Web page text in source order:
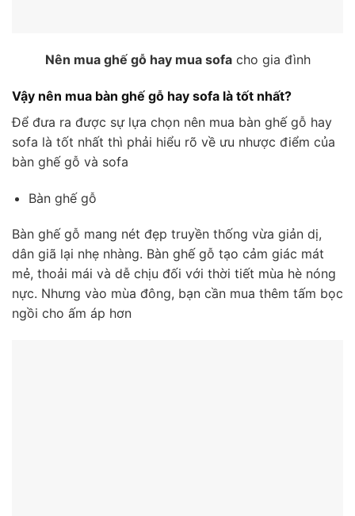
Nên mua ghế gỗ hay mua sofacho gia đình
Vậy nên mua bàn ghế gỗ hay sofa là tốt nhất?
Để đưa ra được sự lựa chọn nên mua bàn ghế gỗ hay
sofa là tốt nhất thì phải hiểu rõ về ưu nhược điểm của
bàn ghế gỗ và sofa
Bàn ghế gỗ
Bàn ghế gỗ mang nét đẹp truyền thống vừa giản dị,
dân giã lại nhẹ nhàng. Bàn ghế gỗ tạo cảm giác mát
mẻ, thoải mái và dễ chịu đối với thời tiết mùa hè nóng
nực. Nhưng vào mùa đông, bạn cần mua thêm tấm bọc
ngồi cho ấm áp hơn